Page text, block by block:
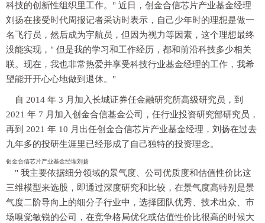
科技的创新性组织里工作。" 近日，创金合信芯片产业基金经理
刘扬在接受时代周报记者采访时表示，自己少年时的理想是做一
名飞行员，然后成为宇航员，但因为视力等因素，这个理想最终
没能实现，" 但是我的学习和工作经历，都和前沿科技多少相关
联。现在，我也非常热爱并享受科技行业基金经理的工作，我希
望能开开心心地做到退休。"
自 2014 年 3 月加入长城证券任金融研究所高级研究员，到
2021 年 7 月加入创金合信基金公司，任行业投资研究部研究员，
再到 2021 年 10 月出任创金合信芯片产业基金经理，刘扬在过去
九年多的投研生涯里已经形成了自己独特的投资理念。
创金合信芯片产业基金经理刘扬
" 我主要依据细分领域的景气度、公司优质度和估值性价比这
三维模型来选股，即通过深度研究和比较，在景气度高特别是景
气度二阶导向上的细分子行业中，选择团队优秀、技术出众、市
场嗅觉敏锐的公司，在竞争格局优化或估值性价比很高的时候大